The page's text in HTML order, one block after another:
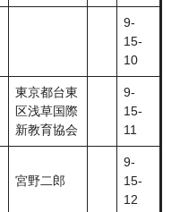
9-
15-
10
東京都台東
区浅草国際
新教育協会
9-
15-
11
宮野二郎
9-
15-
12